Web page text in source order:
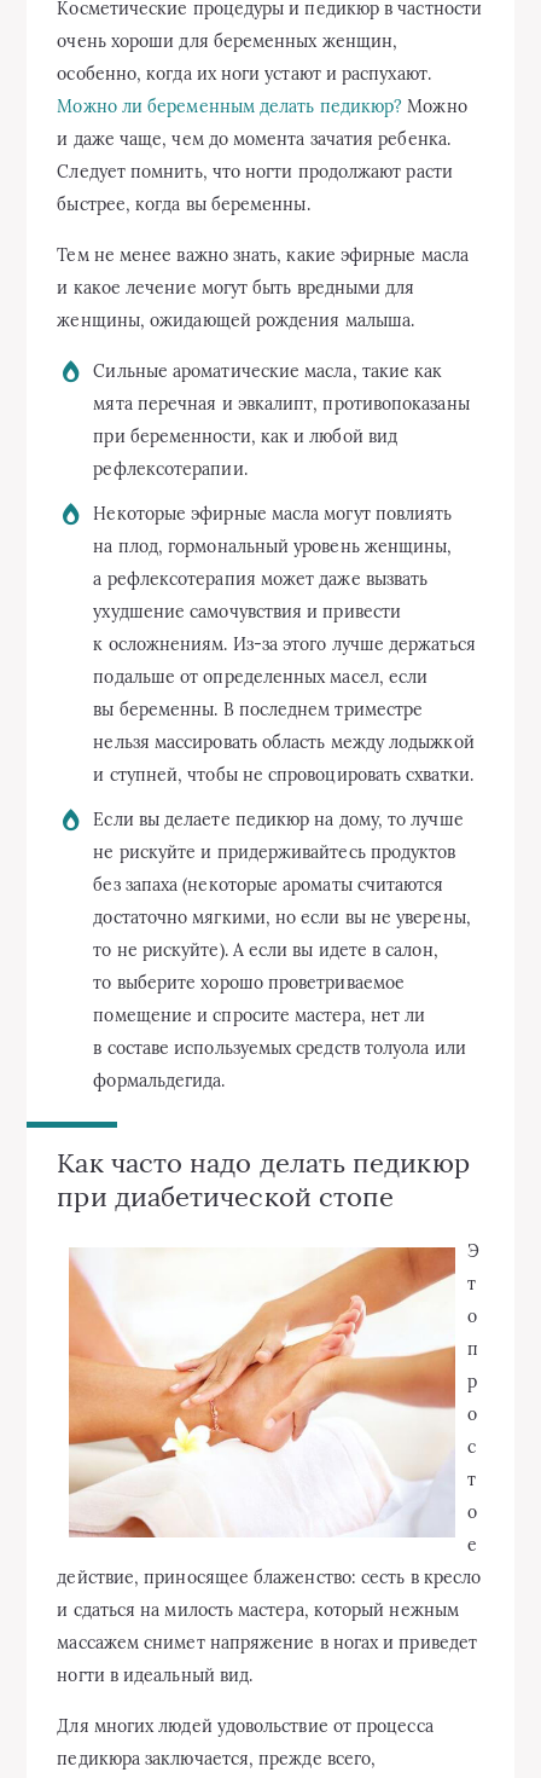
Косметические процедуры и педикюр в частности
очень хороши для беременных женщин,
особенно, когда их ноги устают и распухают.
Можно ли беременным делать педикюр? Можно
и даже чаще, чем до момента зачатия ребенка.
Следует помнить, что ногти продолжают расти
быстрее, когда вы беременны.
Тем не менее важно знать, какие эфирные масла
и какое лечение могут быть вредными для
женщины, ожидающей рождения малыша.
Сильные ароматические масла, такие как
мята перечная и эвкалипт, противопоказаны
при беременности, как и любой вид
рефлексотерапии.
Некоторые эфирные масла могут повлиять
на плод, гормональный уровень женщины,
а рефлексотерапия может даже вызвать
ухудшение самочувствия и привести
к осложнениям. Из-за этого лучше держаться
подальше от определенных масел, если
вы беременны. В последнем триместре
нельзя массировать область между лодыжкой
и ступней, чтобы не спровоцировать схватки.
Если вы делаете педикюр на дому, то лучше
не рискуйте и придерживайтесь продуктов
без запаха (некоторые ароматы считаются
достаточно мягкими, но если вы не уверены,
то не рискуйте). А если вы идете в салон,
то выберите хорошо проветриваемое
помещение и спросите мастера, нет ли
в составе используемых средств толуола или
формальдегида.
Как часто надо делать педикюр
при диабетической стопе
Э
т
о
п
р
о
с
т
о
е
действие, приносящее блаженство: сесть в кресло
и сдаться на милость мастера, который нежным
массажем снимет напряжение в ногах и приведет
ногти в идеальный вид.
Для многих людей удовольствие от процесса
педикюра заключается, прежде всего,